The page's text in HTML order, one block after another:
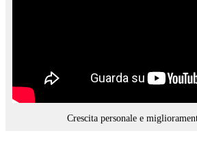
Crescita personale e